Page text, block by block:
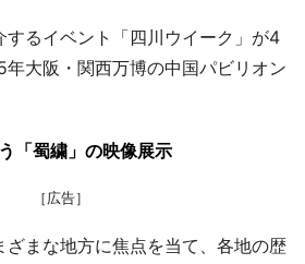
るイベント「四川ウイーク」が4
大阪・関西万博の中国パビリオン
「蜀繍」の映像展示
［広告］
まな地方に焦点を当て、各地の歴